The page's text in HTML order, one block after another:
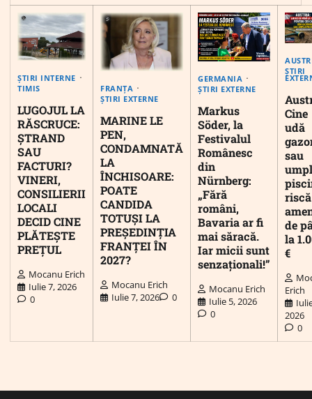
ȘTIRI INTERNE
TIMIS
LUGOJUL LA
RĂSCRUCE:
ȘTRAND
SAU
FACTURI?
VINERI,
CONSILIERII
LOCALI
DECID CINE
PLĂTEȘTE
PREȚUL
Mocanu Erich
Iulie 7, 2026
0
FRANȚA
ȘTIRI EXTERNE
MARINE LE
PEN,
CONDAMNATĂ
LA
ÎNCHISOARE:
POATE
CANDIDA
TOTUȘI LA
PREȘEDINȚIA
FRANȚEI ÎN
2027?
Mocanu Erich
Iulie 7, 2026
0
GERMANIA
ȘTIRI EXTERNE
Markus
Söder, la
Festivalul
Românesc
din
Nürnberg:
„Fără
români,
Bavaria ar fi
mai săracă.
Iar micii sunt
senzaționali!”
Mocanu Erich
Iulie 5, 2026
0
ȘTIRI
Cine
udă
sau
riscă
de
la
€
Erich
2026
0